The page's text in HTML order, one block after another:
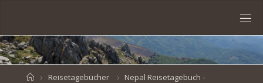
content
VEN
BR
HomeReisetagebücher
Nepal Reisetagebuch -